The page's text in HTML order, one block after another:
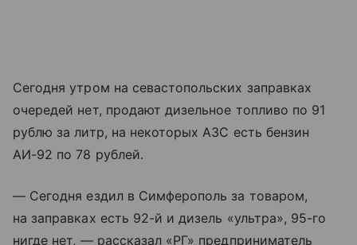
Сегодня утром на севастопольских заправках
очередей нет, продают дизельное топливо по 91
рублю за литр, на некоторых АЗС есть бензин
АИ-92 по 78 рублей.
— Сегодня ездил в Симферополь за товаром,
на заправках есть 92-й и дизель «ультра», 95-го
нигде нет, — рассказал «РГ» предприниматель